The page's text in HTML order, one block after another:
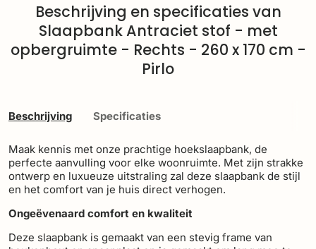
Beschrijving en specificaties van
Slaapbank Antraciet stof - met
opbergruimte - Rechts - 260 x 170 cm -
Pirlo
Beschrijving Specificaties
Maak kennis met onze prachtige hoekslaapbank, de
perfecte aanvulling voor elke woonruimte. Met zijn strakke
ontwerp en luxueuze uitstraling zal deze slaapbank de stijl
en het comfort van je huis direct verhogen.
Ongeëvenaard comfort en kwaliteit
Deze slaapbank is gemaakt van een stevig frame van